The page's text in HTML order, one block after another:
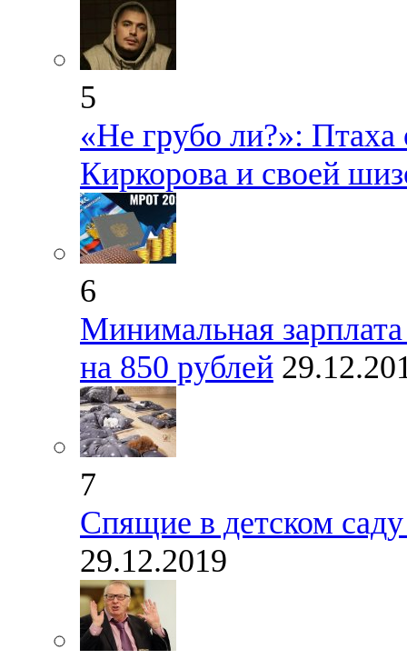
5
«Не грубо ли?»: Птаха
Киркорова и своей
6
Минимальная
на 850 рублей
7
Спящие в детском
29.12.2019